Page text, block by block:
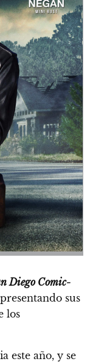
Diego Comic-
sus
los
este año, y se